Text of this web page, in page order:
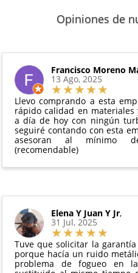
Los plazos pueden variar
disponibilidad del
(excepto los
6 meses de garantía
y compresores de
Todas nuestras garantías
vigente. Consulta nuestras
para más información.
pedido.
14 días naturales
El productono debe
manipulado
Debe devolverse en
perfectas
Opiniones de
Francisco Moreno
13 Ago, 2025
Llevo comprando a esta
rápido calidad en
a día de hoy con ningún
seguiré contando con esta
asesoran al mínimo
(recomendable)
Elena Y Juan Y Jr,
31 Jul, 2025
Tuve que solicitar la
porque hacía un ruido
problema de fogueo en